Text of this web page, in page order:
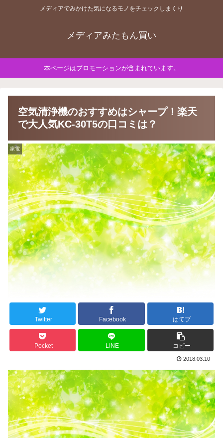
メディアでみかけた気になるモノをチェックしまくり
メディアみたもん買い
本ページはプロモーションが含まれています。
空気清浄機のおすすめはシャープ！楽天
で大人気KC-30T5の口コミは？
家電
Twitter Facebook はてブ
Pocket LINE コピー
2018.03.10